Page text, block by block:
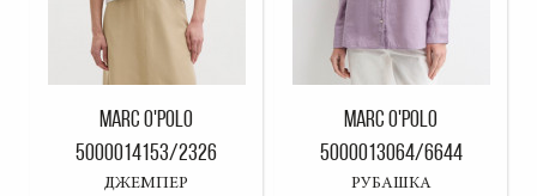
MARC O'POLO
5000014153/2326
ДЖЕМПЕР
MARC O'POLO
5000013064/6644
РУБАШКА